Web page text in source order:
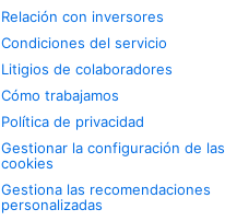
Relación con inversores
Condiciones del servicio
Litigios de colaboradores
Cómo trabajamos
Política de privacidad
Gestionar la configuración de las
cookies
Gestiona las recomendaciones
personalizadas